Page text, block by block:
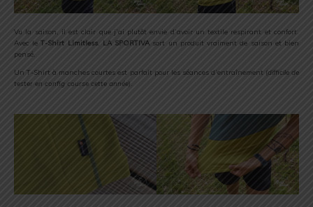
Vu la saison, il est clair que j’ai plutôt envie d’avoir un textile respirant et confort.
Avec leT-Shirt Limitless, LA SPORTIVAsort un produit vraiment de saison et bien
pensé.
Un T-Shirt à manches courtes est parfait pour les séances d’entraînement (difficile de
tester en config course cette année).